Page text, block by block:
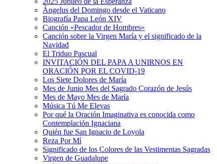
Ángelus del Domingo desde el Vaticano
Biografía Papa León XIV
Canción «Pescador de Hombres»
Canción sobre la Virgen María y el significado de la
Navidad
El Triduo Pascual
INVITACIÓN DEL PAPA A UNIRNOS EN
ORACIÓN POR EL COVID-19
Los Siete Dolores de María
Mes de Junio Mes del Sagrado Corazón de Jesús
Mes de Mayo Mes de María
Música Tú Me Elevas
Por qué la Oración Imaginativa es conocida como
Contemplación Ignaciana
Quién fue San Ignacio de Loyola
Reza Por Mí
Significado de los Colores de las Vestimentas Sagradas
Virgen de Guadalupe